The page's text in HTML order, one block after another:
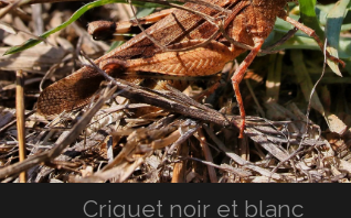
Criquet noir et blanc